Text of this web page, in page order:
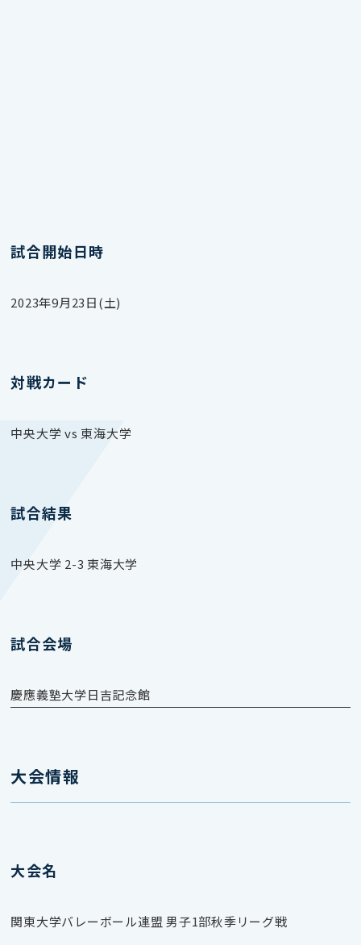
試合開始日時
2023年9月23日(土)
対戦カード
中央大学 vs 東海大学
試合結果
中央大学 2-3 東海大学
試合会場
慶應義塾大学日吉記念館
大会情報
大会名
関東大学バレーボール連盟 男子1部秋季リーグ戦